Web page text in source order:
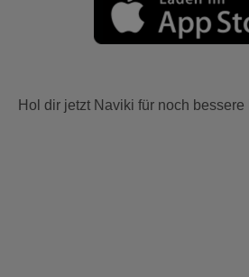
Hol dir jetzt Naviki für noch